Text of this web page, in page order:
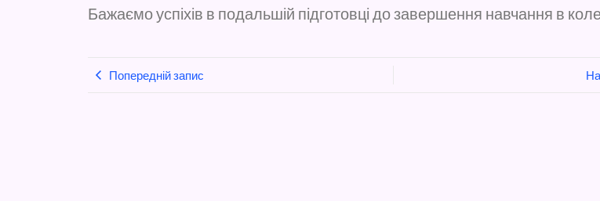
Бажаємо успіхів в подальшій підготовці до завершення навчання в
Попередній запис